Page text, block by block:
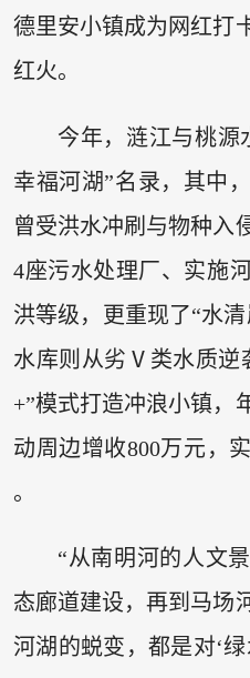
德里安小镇成为网红打
红火。
今年，涟江与桃源
幸福河湖”名录，其中
曾受洪水冲刷与物种入
4座污水处理厂、实施
洪等级，更重现了“水
水库则从劣Ⅴ类水质逆
+”模式打造冲浪小镇，
动周边增收800万元，
。
“从南明河的人文
态廊道建设，再到马场
河湖的蜕变，都是对‘